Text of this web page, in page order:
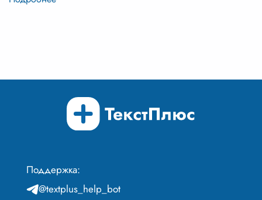
Поддержка:
@textplus_help_bot